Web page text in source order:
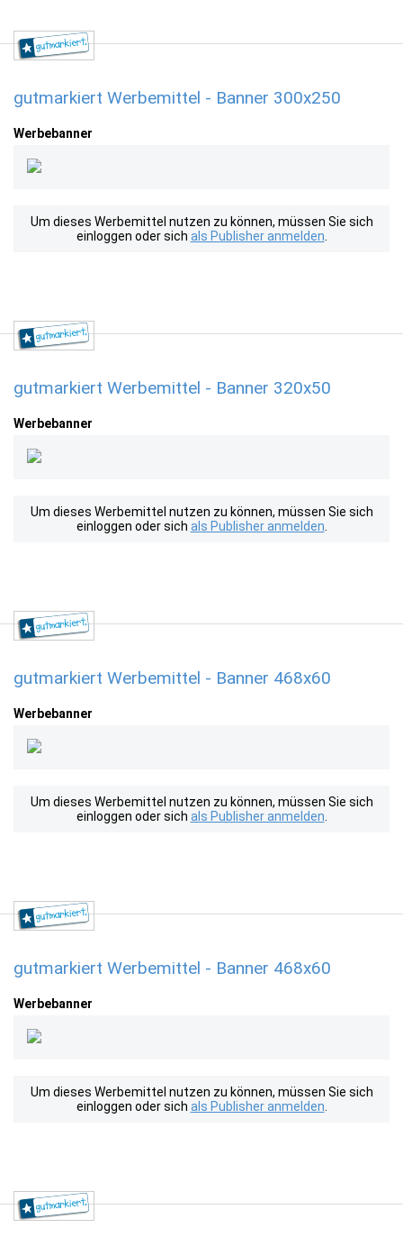
gutmarkiert Werbemittel - Banner 300x250
Werbebanner
Um dieses Werbemittel nutzen zu können, müssen Sie sich
einloggen oder sich als Publisher anmelden
gutmarkiert Werbemittel - Banner 320x50
Werbebanner
Um dieses Werbemittel nutzen zu können, müssen Sie sich
einloggen oder sich als Publisher anmelden
gutmarkiert Werbemittel - Banner 468x60
Werbebanner
Um dieses Werbemittel nutzen zu können, müssen Sie sich
einloggen oder sich als Publisher anmelden
gutmarkiert Werbemittel - Banner 468x60
Werbebanner
Um dieses Werbemittel nutzen zu können, müssen Sie sich
einloggen oder sich als Publisher anmelden